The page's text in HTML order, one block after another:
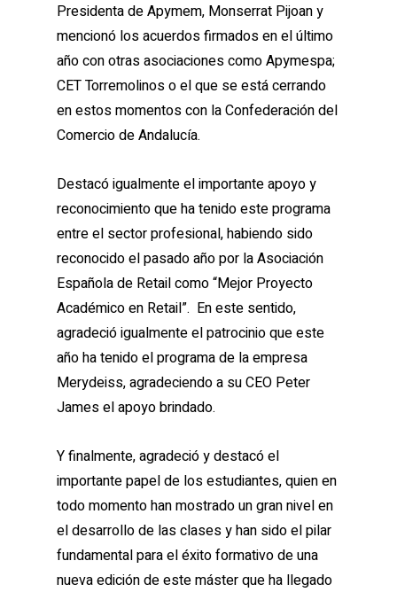
Presidenta de Apymem, Monserrat Pijoan y
mencionó los acuerdos firmados en el último
año con otras asociaciones como Apymespa;
CET Torremolinos o el que se está cerrando
en estos momentos con la Confederación del
Comercio de Andalucía.
Destacó igualmente el importante apoyo y
reconocimiento que ha tenido este programa
entre el sector profesional, habiendo sido
reconocido el pasado año por la Asociación
Española de Retail como “Mejor Proyecto
Académico en Retail”. En este sentido,
agradeció igualmente el patrocinio que este
año ha tenido el programa de la empresa
Merydeiss, agradeciendo a su CEO Peter
James el apoyo brindado.
Y finalmente, agradeció y destacó el
importante papel de los estudiantes, quien en
todo momento han mostrado un gran nivel en
el desarrollo de las clases y han sido el pilar
fundamental para el éxito formativo de una
nueva edición de este máster que ha llegado